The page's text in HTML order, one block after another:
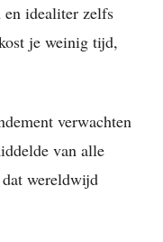
en idealiter zelfs
je weinig tijd,
verwachten
van alle
wereldwijd